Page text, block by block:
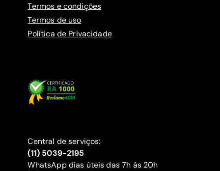
Termos e condições
Termos de uso
Política de Privacidade
Central de serviços:
(11) 5039-2195
WhatsApp dias úteis das 7h às 20h